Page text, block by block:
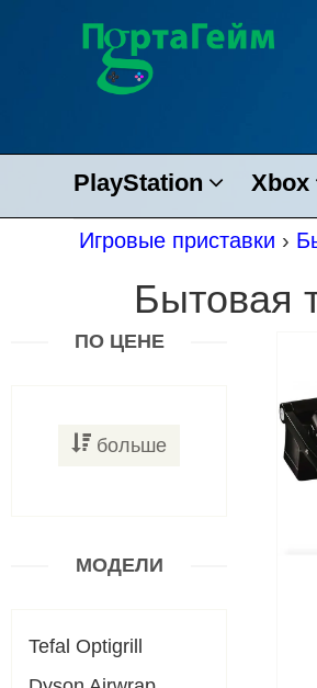
PlayStation Xbox
Игровые приставки ›
Бытовая
ПО ЦЕНЕ
больше
МОДЕЛИ
Tefal Optigrill